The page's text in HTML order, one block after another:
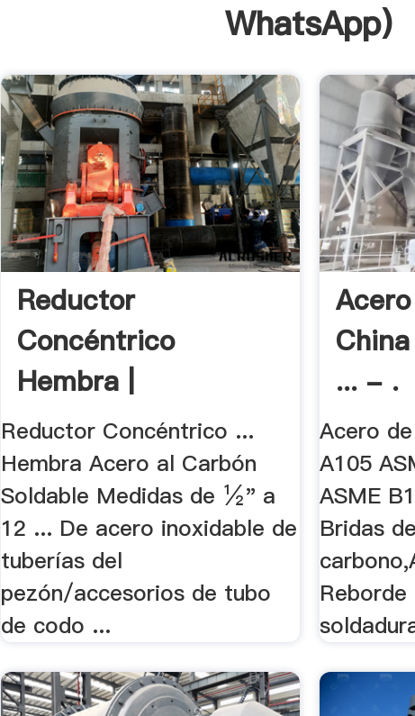
WhatsApp)
Reductor
Concéntrico
Hembra |
Trituración Del .
Reductor Concéntrico ...
Hembra Acero al Carbón
Soldable Medidas de ½" a
12 ... De acero inoxidable de
tuberías del
pezón/accesorios de tubo
de codo ...
... - .
Acero
A105
ASME
Bridas